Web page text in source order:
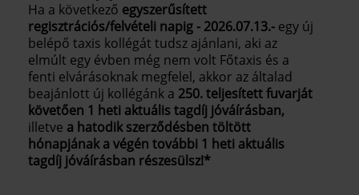
Ha a következő egyszerűsített
regisztrációs/felvételi napig - 2026.07.13.- egy új
belépő taxis kollégát tudsz ajánlani, aki az
elmúlt egy évben még nem volt Főtaxis és a
fenti elvárásoknak megfelel, akkor az általad
beajánlott új kollégánk a 250. teljesített fuvarját
követően 1 heti aktuális tagdíj jóváírásban,
illetve a hatodik szerződésben töltött
hónapjának a végén további 1 heti aktuális
tagdíj jóváírásban részesülsz!*